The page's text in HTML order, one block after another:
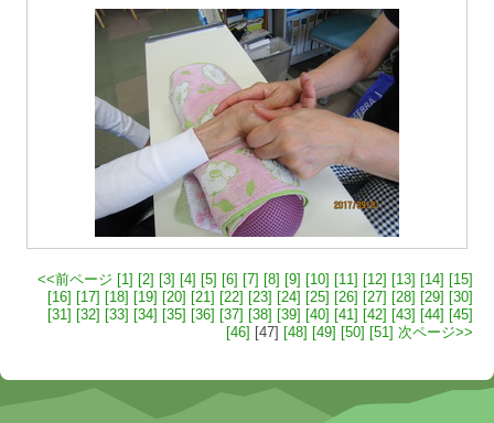
<<前ページ [1] [2] [3] [4] [5] [6] [7] [8] [9] [10] [11] [12] [13] [14] [15]
[16] [17] [18] [19] [20] [21] [22] [23] [24] [25] [26] [27] [28] [29] [30]
[31] [32] [33] [34] [35] [36] [37] [38] [39] [40] [41] [42] [43] [44] [45]
[46] [47] [48] [49] [50] [51] 次ページ>>